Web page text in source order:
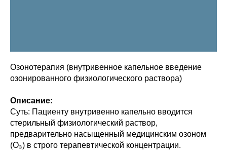
Озонотерапия (внутривенное капельное введение
озонированного физиологического раствора)
Описание:
Суть: Пациенту внутривенно капельно вводится
стерильный физиологический раствор,
предварительно насыщенный медицинским озоном
(O₃) в строго терапевтической концентрации.